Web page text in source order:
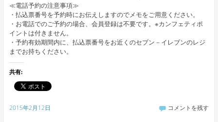
≪電話予約の注意事項≫
・払込票番号を予約時にお伝えしますのでメモをご用意ください。
・お電話でのご予約の場合、会員登録は不要です。※カンフェティポ
イントは付きません。
・予約有効期間内に、払込票番号をお近くのセブン－イレブンのレジ
までお持ちください。
共有:
2015年2月12日 コメントを残す